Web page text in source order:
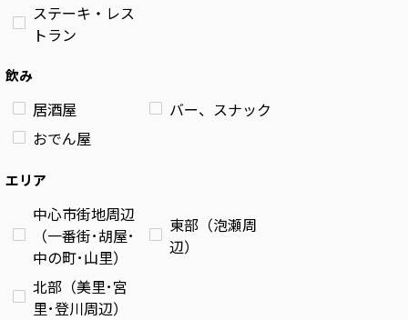
ステーキ・レス
トラン
飲み
居酒屋
バー、スナック
おでん屋
エリア
中心市街地周辺
（一番街･胡屋･
中の町･山里）
東部（泡瀬周
辺）
北部（美里･宮
里･登川周辺）